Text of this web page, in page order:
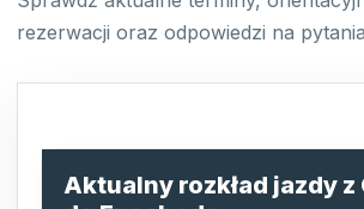
rezerwacji oraz odpowiedzi na
Aktualny rozkład jazdy